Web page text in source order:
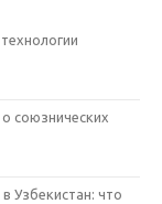
союзнических
Узбекистан: что